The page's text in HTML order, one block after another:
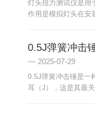
灯头扭力测试仪是用
作用是模拟灯头在安
0.5J弹簧冲击
2025-07-29
0.5J弹簧冲击锤是一
耳（J），这是其最